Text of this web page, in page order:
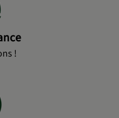
!